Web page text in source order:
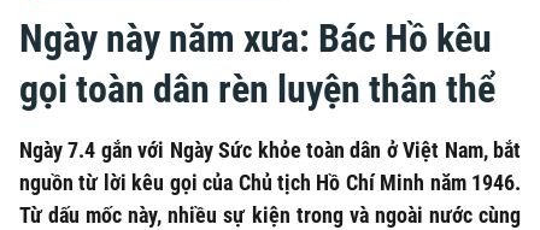
Ngày này năm xưa: Bác Hồ kêu
gọi toàn dân rèn luyện thân thể
Ngày 7.4 gắn với Ngày Sức khỏe toàn dân ở Việt Nam, bắt
nguồn từ lời kêu gọi của Chủ tịch Hồ Chí Minh năm 1946.
Từ dấu mốc này, nhiều sự kiện trong và ngoài nước cùng